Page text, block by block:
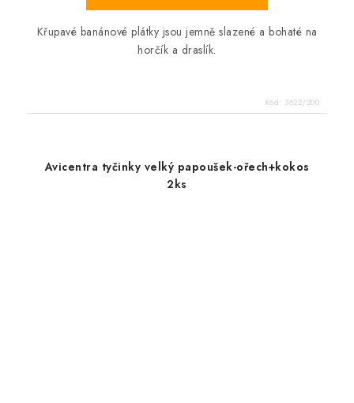
Křupavé banánové plátky jsou jemně slazené a bohaté na
horčík a draslík.
Kód: 3622/200
Avicentra tyčinky velký papoušek-ořech+kokos
2ks